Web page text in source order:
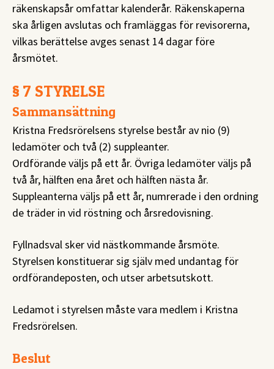
räkenskapsår omfattar kalenderår. Räkenskaperna
ska årligen avslutas och framläggas för revisorerna,
vilkas berättelse avges senast 14 dagar före
årsmötet.
§ 7 STYRELSE
Sammansättning
Kristna Fredsrörelsens styrelse består av nio (9)
ledamöter och två (2) suppleanter.
Ordförande väljs på ett år. Övriga ledamöter väljs på
två år, hälften ena året och hälften nästa år.
Suppleanterna väljs på ett år, numrerade i den ordning
de träder in vid röstning och årsredovisning.
Fyllnadsval sker vid nästkommande årsmöte.
Styrelsen konstituerar sig själv med undantag för
ordförandeposten, och utser arbetsutskott.
Ledamot i styrelsen måste vara medlem i Kristna
Fredsrörelsen.
Beslut